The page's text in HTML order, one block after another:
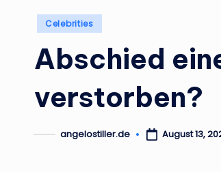
Posted
Celebrities
Abschied
verstorben?
Postedangelostiller.de August 13,